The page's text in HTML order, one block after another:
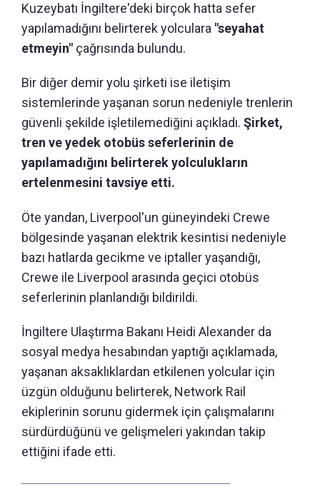
Kuzeybatı İngiltere'deki birçok hatta sefer
yapılamadığını belirterek yolculara "seyahat
etmeyin" çağrısında bulundu.
Bir diğer demir yolu şirketi ise iletişim
sistemlerinde yaşanan sorun nedeniyle trenlerin
güvenli şekilde işletilemediğini açıkladı. Şirket,
tren ve yedek otobüs seferlerinin de
yapılamadığını belirterek yolculukların
ertelenmesini tavsiye etti.
Öte yandan, Liverpool'un güneyindeki Crewe
bölgesinde yaşanan elektrik kesintisi nedeniyle
bazı hatlarda gecikme ve iptaller yaşandığı,
Crewe ile Liverpool arasında geçici otobüs
seferlerinin planlandığı bildirildi.
İngiltere Ulaştırma Bakanı Heidi Alexander da
sosyal medya hesabından yaptığı açıklamada,
yaşanan aksaklıklardan etkilenen yolcular için
üzgün olduğunu belirterek, Network Rail
ekiplerinin sorunu gidermek için çalışmalarını
sürdürdüğünü ve gelişmeleri yakından takip
ettiğini ifade etti.